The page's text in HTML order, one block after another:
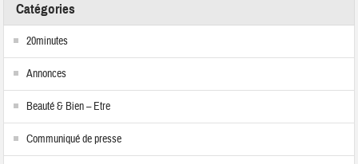
Catégories
20minutes
Annonces
Beauté & Bien – Etre
Communiqué de presse